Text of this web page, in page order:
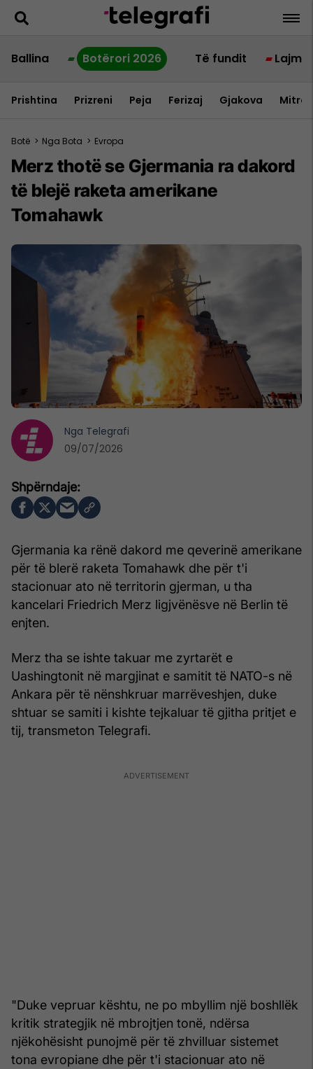
Ballina Botërori 2026 Të fundit Lajme
Prishtina Prizreni Peja Ferizaj Gjakova
Botë > Nga Bota > Evropa
Merz thotë se Gjermania ra dakord
të blejë raketa amerikane
Tomahawk
Gjermania ka rënë dakord me qeverinë amerikane
për të blerë raketa Tomahawk dhe për t'i
stacionuar ato në territorin gjerman, u tha
kancelari Friedrich Merz ligjvënësve në Berlin të
enjten.
Merz tha se ishte takuar me zyrtarët e
Uashingtonit në margjinat e samitit të NATO-s në
Ankara për të nënshkruar marrëveshjen, duke
shtuar se samiti i kishte tejkaluar të gjitha pritjet e
tij, transmeton Telegrafi.
"Duke vepruar kështu, ne po mbyllim një boshllëk
kritik strategjik në mbrojtjen tonë, ndërsa
njëkohësisht punojmë për të zhvilluar sistemet
tona evropiane dhe për t'i stacionuar ato në
Nga Telegrafi
09/07/2026